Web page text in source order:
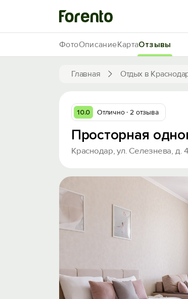
Главная Отдых в
ФотоОписаниеКартаОтзывы
10.0 Отлично 2 отзыва
Просторная
Краснодар, ул. Селезнева, д.